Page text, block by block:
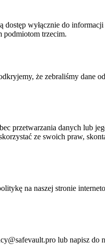
dostęp wyłącznie do
podmiotom trzecim.
że zebraliśmy dane
przetwarzania danych lub
ze swoich praw,
na naszej stronie
lub napisz do